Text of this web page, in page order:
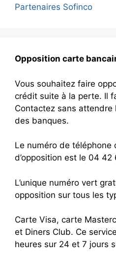
Partenaires Sofinco
Opposition carte
Vous souhaitez faire
crédit suite à la perte. Il
Contactez sans attendre
des banques.
Le numéro de téléphone
d’opposition est le 04
L’unique numéro vert
opposition sur tous les
Carte Visa, carte
et Diners Club. Ce
heures sur 24 et 7 jours